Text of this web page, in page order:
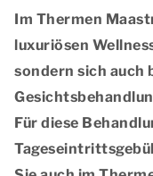
Im Thermen
luxuriösen
sondern sich auch
Für diese